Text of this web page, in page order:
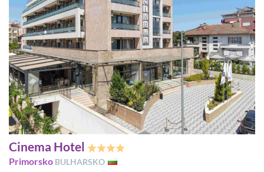
Cinema Hotel
Primorsko BULHARSKO